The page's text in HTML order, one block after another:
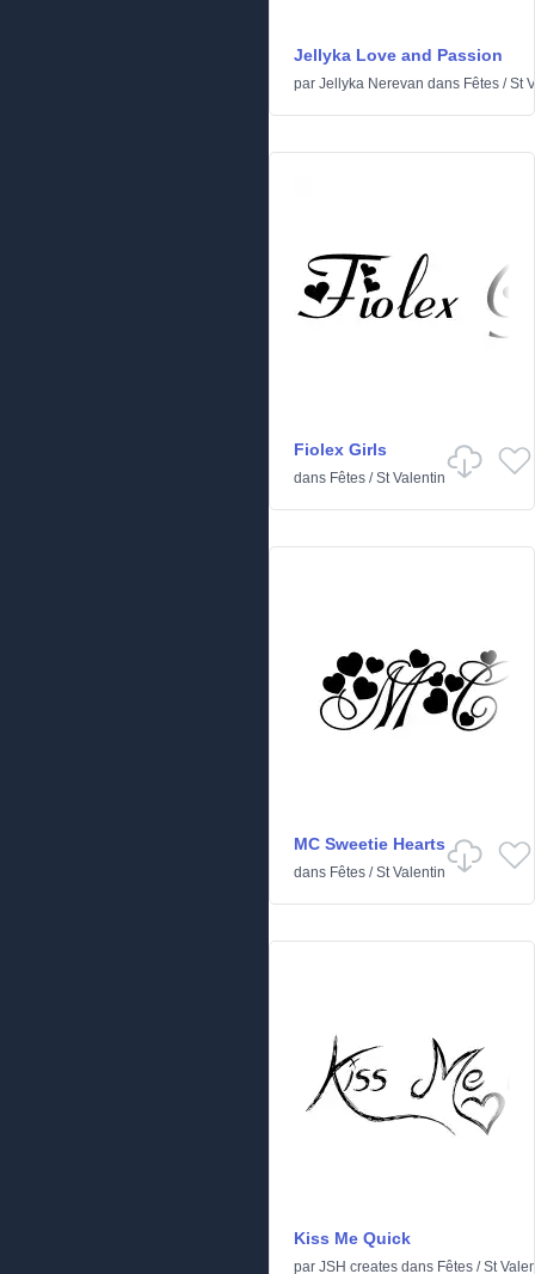
Jellyka Love and Passion
par Jellyka Nerevan dans Fêtes /St
Fiolex Girls
dans Fêtes /St Valentin
MC Sweetie Hearts
dans Fêtes /St Valentin
Kiss Me Quick
par JSH creates dans Fêtes /St